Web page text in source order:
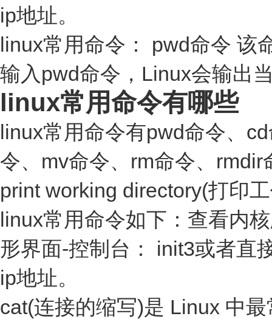
ip地址。
linux常用命令： pwd命令 该
输入pwd命令，Linux会输出
linux常用命令有哪些
linux常用命令有pwd命令、
令、mv命令、rm命令、
print working directory(打印
linux常用命令如下：查看内
形界面-控制台： init3或者直
ip地址。
cat(连接的缩写)是 Linux 中